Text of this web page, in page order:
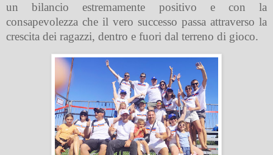
un bilancio estremamente positivo e con la
consapevolezza che il vero successo passa attraverso la
crescita dei ragazzi, dentro e fuori dal terreno di gioco.